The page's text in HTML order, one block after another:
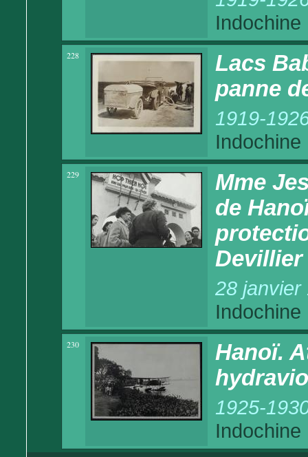
Indochine
228
Lacs
panne
1919-
Indochine
229
Mme
de
Devillier
28 janvier
Indochine
230
Hanoï.
1925-
Indochine